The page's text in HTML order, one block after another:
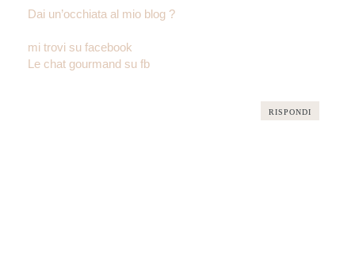
Dai un’occhiata al mio blog ?
mi trovi su facebook
Le chat gourmand su fb
RISPONDI